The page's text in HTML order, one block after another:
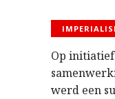
Op
werd een